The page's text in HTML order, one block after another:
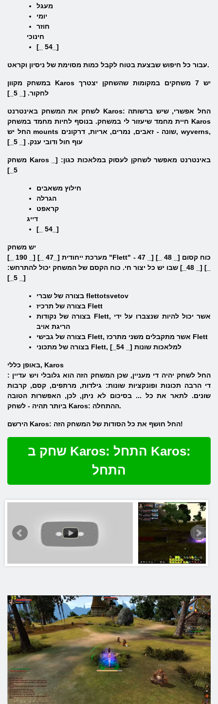
מעגל
יומי
חוזר
חינוכי
[_ 54_]
עבור כל חיפוש שבצעת בטוח לקבל כמות מסוימת של ניסיון וקראט.
Karos יש 7 משחקים במקומות שהשחקן יצטרך
לחקור. [_ 5_]
לשחק את המשחק באינטרנט Karos: החל אפשרי, שיש ברשותה
חיית מחמד שיעזור לי במשחק. בנוסף לחיות מחמד במשחק Karos
החל יש mounts שונה - זאבים, נמרים, אריות, דרקונים, wyverns,
עוף חול ודובי ענק. [_ 5_]
Karos
באינטרנט מאפשר לשחקן לעסוק במלאכות כגון: [_
5_]
חילוץ משאבים
הגרלה
קראפט
דייג
[_ 54_]
יש משחק
מערכת ייחודית [_47 _] [_ 190 _] "Flett" - כוח קסום [_ 48 _] [_ 47
_] [_ 48_] שבו יש כל יצור חי. כוח הקסם של המשחק יכול להתרחש:
[_ 5_]
בצורה של שברי flettotsvetov
בצורה של תרכיז Flett
בצורה של נקודות Flett, אשר יכול להיות שנצברו על ידי
הריגת אויב
בצורה של גבישי Flett, אשר מתקבלים משני מתרכז Flett
בצורה של מתכוני Flett, למלאכות שונות [_ 54_]
באופן כללי, Karos
: החל לשחק יהיה די מעניין, שכן המשחק הזה הוא גלובלי ויש עדיין
די הרבה תכונות ופונקציות שונות: גילדות, מרתפים, קסם, קרבות
שונים. לתאר את כל ... בסיכום לא ניתן, לכן, האפשרות הטובה
ביותר תהיה - לשחק Karos: ההתחלה.
הירשם Karos: החל חושף את כל הסודות של המשחק הזה!
שחק ב Karos: התחל Karos:
התחל